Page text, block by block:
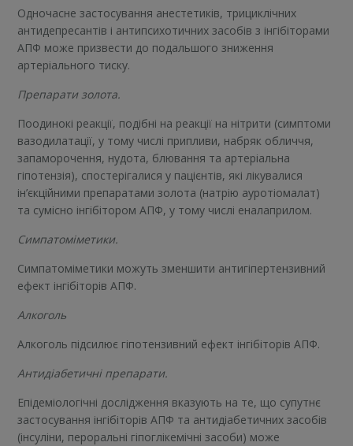
Одночасне застосування анестетиків, трициклічних
антидепресантів і антипсихотичних засобів з інгібіторами
АПФ може призвести до подальшого зниження
артеріального тиску.
Препарати золота.
Поодинокі реакції, подібні на реакції на нітрити (симптоми
вазодилатації, у тому числі припливи, набряк обличчя,
запаморочення, нудота, блювання та артеріальна
гіпотензія), спостерігалися у пацієнтів, які лікувалися
ін’єкційними препаратами золота (натрію ауротіомалат)
та сумісно інгібітором АПФ, у тому числі еналаприлом.
Симпатоміметики.
Симпатоміметики можуть зменшити антигіпертензивний
ефект інгібіторів АПФ.
Алкоголь
Алкоголь підсилює гіпотензивний ефект інгібіторів АПФ.
Антидіабетичні препарати.
Епідеміологічні дослідження вказують на те, що супутнє
застосування інгібіторів АПФ та антидіабетичних засобів
(інсуліни, пероральні гіпоглікемічні засоби) може